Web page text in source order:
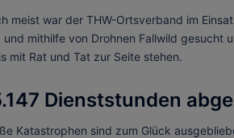
meist war der THW-Ortsverband im
und mithilfe von Drohnen Fallwild gesucht
mit Rat und Tat zur Seite stehen.
Dienststunden
Katastrophen sind zum Glück